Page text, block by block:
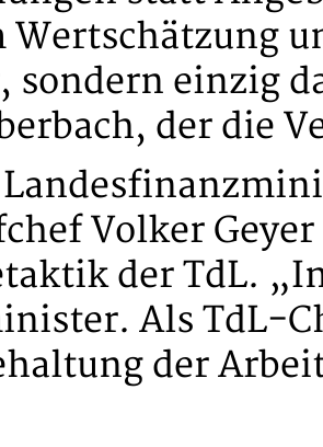
Wertschätzung
sondern einzig
der die
Volker
der TdL.
Als TdL-
der